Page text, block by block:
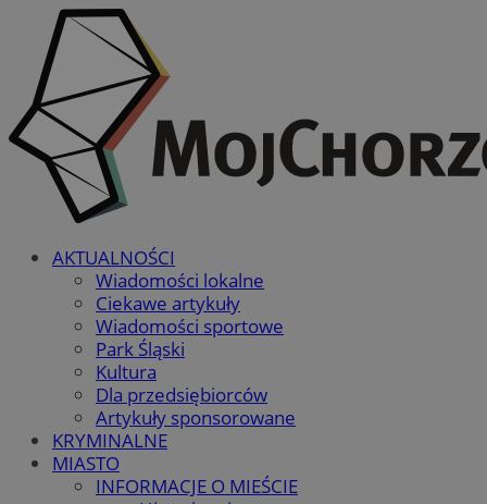
AKTUALNOŚCI
Wiadomości lokalne
Ciekawe artykuły
Wiadomości sportowe
Park Śląski
Kultura
Dla przedsiębiorców
Artykuły sponsorowane
KRYMINALNE
MIASTO
INFORMACJE O MIEŚCIE